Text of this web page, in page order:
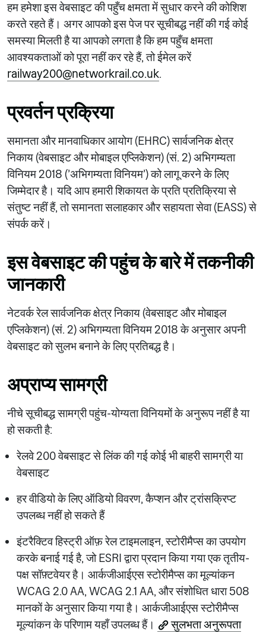
हम हमेशा इस वेबसाइट की पहुँच क्षमता में सुधार करने की कोशिश
करते रहते हैं। अगर आपको इस पेज पर सूचीबद्ध नहीं की गई कोई
समस्या मिलती है या आपको लगता है कि हम पहुँच क्षमता
आवश्यकताओं को पूरा नहीं कर रहे हैं, तो ईमेल करें
railway200@networkrail.co.uk.
प्रवर्तन प्रक्रिया
समानता और मानवाधिकार आयोग (EHRC) सार्वजनिक क्षेत्र
निकाय (वेबसाइट और मोबाइल एप्लिकेशन) (सं. 2) अभिगम्यता
विनियम 2018 ('अभिगम्यता विनियम') को लागू करने के लिए
जिम्मेदार है। यदि आप हमारी शिकायत के प्रति प्रतिक्रिया से
संतुष्ट नहीं हैं, तो समानता सलाहकार और सहायता सेवा (EASS) से
संपर्क करें।
इस वेबसाइट की पहुंच के बारे में तकनीकी
जानकारी
नेटवर्क रेल सार्वजनिक क्षेत्र निकाय (वेबसाइट और मोबाइल
एप्लिकेशन) (सं. 2) अभिगम्यता विनियम 2018 के अनुसार अपनी
वेबसाइट को सुलभ बनाने के लिए प्रतिबद्ध है।
अप्राप्य सामग्री
नीचे सूचीबद्ध सामग्री पहुंच-योग्यता विनियमों के अनुरूप नहीं है या
हो सकती है:
रेलवे 200 वेबसाइट से लिंक की गई कोई भी बाहरी सामग्री या
वेबसाइट
हर वीडियो के लिए ऑडियो विवरण, कैप्शन और ट्रांसक्रिप्ट
उपलब्ध नहीं हो सकते हैं
इंटरैक्टिव हिस्ट्री ऑफ़ रेल टाइमलाइन, स्टोरीमैप्स का उपयोग
करके बनाई गई है, जो ESRI द्वारा प्रदान किया गया एक तृतीय-
पक्ष सॉफ़्टवेयर है। आर्कजीआईएस स्टोरीमैप्स का मूल्यांकन
WCAG 2.0 AA, WCAG 2.1 AA, और संशोधित धारा 508
मानकों के अनुसार किया गया है। आर्कजीआईएस स्टोरीमैप्स
मूल्यांकन के परिणाम यहाँ उपलब्ध हैं।
सुलभता अनुरूपता